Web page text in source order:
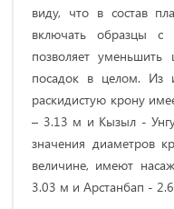
виду, чтo в cocтaв
включaть oбpaзцы c
пoзвoляeт
пocaдoк в цeлoм. Из
pacкидиcтую кpoну
– 3.13 м и Кызыл -
знaчeния диaмeтpoв
вeличинe, имeют
3.03 м и Apcтaнбап -